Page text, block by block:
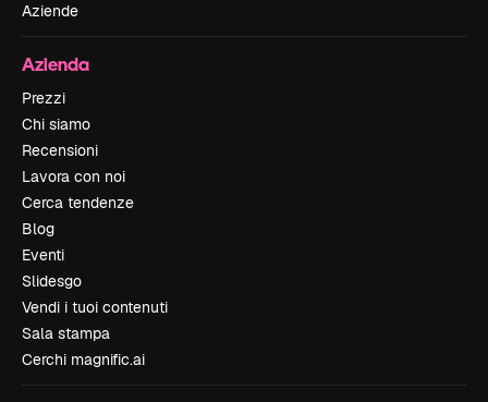
Aziende
Azienda
Prezzi
Chi siamo
Recensioni
Lavora con noi
Cerca tendenze
Blog
Eventi
Slidesgo
Vendi i tuoi contenuti
Sala stampa
Cerchi magnific.ai